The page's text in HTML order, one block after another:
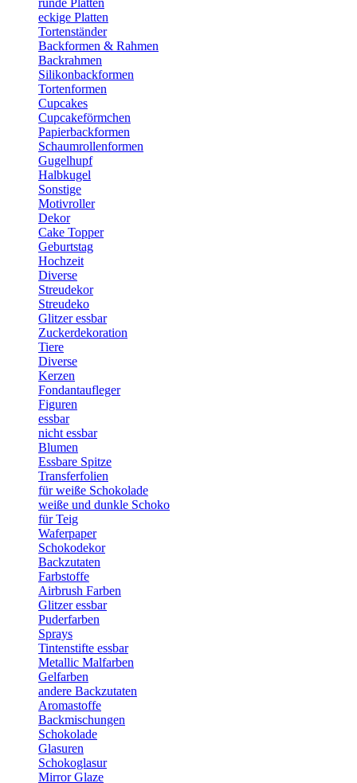
runde Platten
eckige Platten
Tortenständer
Backformen & Rahmen
Backrahmen
Silikonbackformen
Tortenformen
Cupcakes
Cupcakeförmchen
Papierbackformen
Schaumrollenformen
Gugelhupf
Halbkugel
Sonstige
Motivroller
Dekor
Cake Topper
Geburtstag
Hochzeit
Diverse
Streudekor
Streudeko
Glitzer essbar
Zuckerdekoration
Tiere
Diverse
Kerzen
Fondantaufleger
Figuren
essbar
nicht essbar
Blumen
Essbare Spitze
Transferfolien
für weiße Schokolade
weiße und dunkle Schoko
für Teig
Waferpaper
Schokodekor
Backzutaten
Farbstoffe
Airbrush Farben
Glitzer essbar
Puderfarben
Sprays
Tintenstifte essbar
Metallic Malfarben
Gelfarben
andere Backzutaten
Aromastoffe
Backmischungen
Schokolade
Glasuren
Schokoglasur
Mirror Glaze